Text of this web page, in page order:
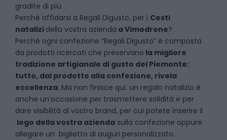
gradite di più.
Perché affidarsi a Regali Digusto, per i Cesti
natalizi della vostra azienda aVimodrone?
Perché ogni confezione “Regali Digusto” è composta
da prodotti ricercati che preservano la migliore
tradizione artigianale di gusto del Piemonte:
tutto, dal prodotto alla confezione, rivela
eccellenza. Ma non finisce qui: un regalo natalizio è
anche un’occasione per trasmettere solidità e per
dare visibilità al vostro brand, per cui potete inserire il
logo della vostra azienda sulla confezione oppure
allegare un biglietto di auguri personalizzato.